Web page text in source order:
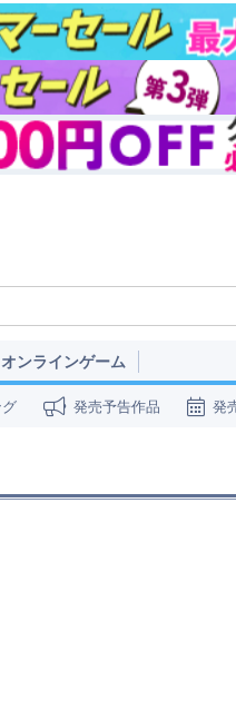
オンラインゲーム
発売予告作品 発